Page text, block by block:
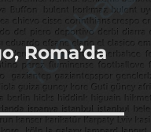
Roma’da